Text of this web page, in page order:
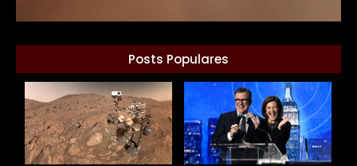
Posts Populares